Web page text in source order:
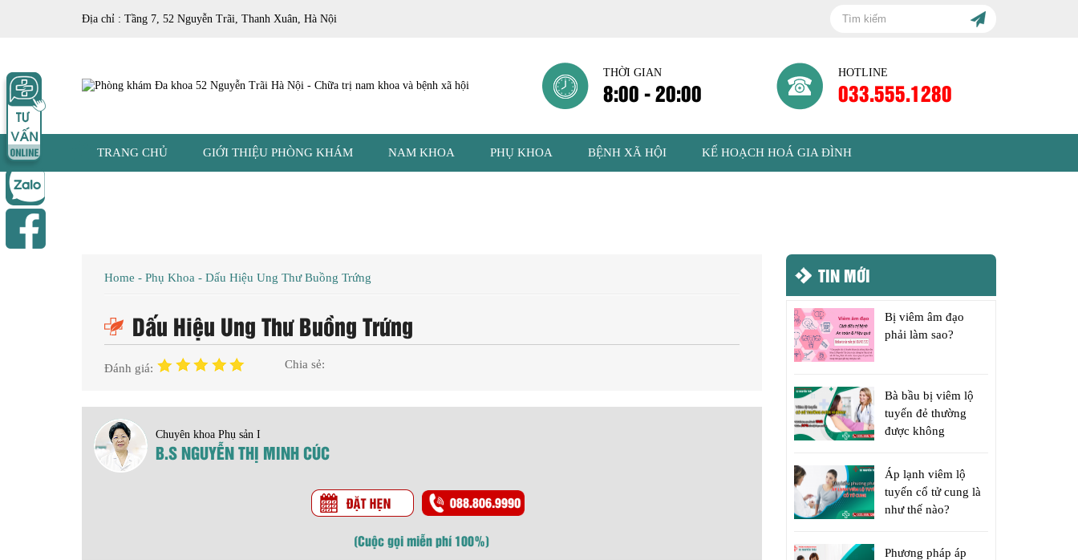
Địa chỉ : Tầng 7, 52 Nguyễn Trãi, Thanh Xuân, Hà Nội
THỜI GIAN
8:00 - 20:00
HOTLINE
033.555.1280
TRANG CHỦ GIỚI THIỆU PHÒNG KHÁM NAM KHOA PHỤ KHOA BỆNH XÃ HỘI KẾ HOẠCH HOÁ GIA ĐÌNH
Home - Phụ Khoa - Dấu Hiệu Ung Thư Buồng Trứng
Dấu Hiệu Ung Thư Buồng Trứng
Đánh giá: Chia sẻ:
Chuyên khoa Phụ sản I
B.S NGUYỄN THỊ MINH CÚC
(Cuộc gọi miễn phí 100%)
TIN MỚI
Bị viêm âm đạo
phải làm sao?
Bà bầu bị viêm lộ
tuyến đẻ thường
được không
Áp lạnh viêm lộ
tuyến cổ tử cung là
như thế nào?
Phương pháp áp